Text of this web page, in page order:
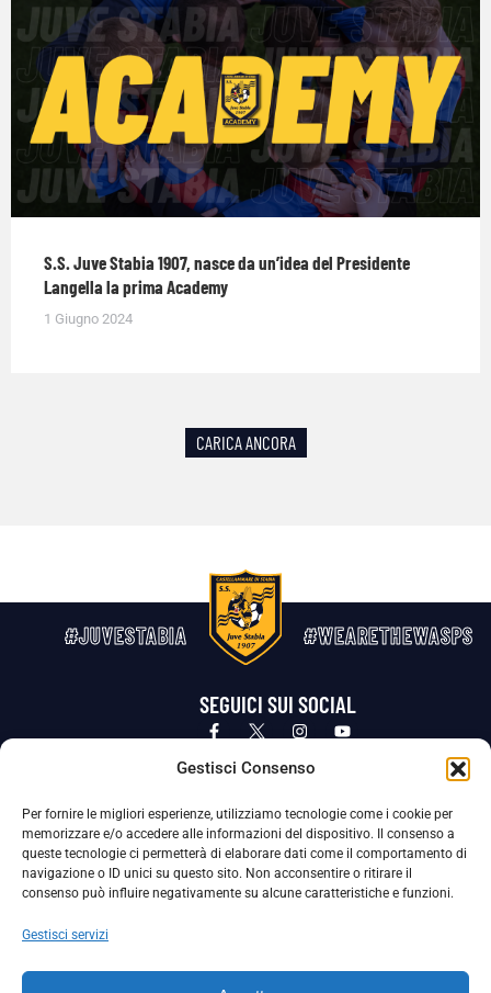
Gestisci Consenso
Per fornire le migliori esperienze, utilizziamo tecnologie come i cookie per
memorizzare e/o accedere alle informazioni del dispositivo. Il consenso a
queste tecnologie ci permetterà di elaborare dati come il comportamento di
navigazione o ID unici su questo sito. Non acconsentire o ritirare il
consenso può influire negativamente su alcune caratteristiche e funzioni.
Gestisci servizi
S.S. Juve Stabia 1907, nasce da un’idea del Presidente
Langella la prima Academy
1 Giugno 2024
CARICA ANCORA
#JUVESTABIA #WEARETHEWASPS
SEGUICI SUI SOCIAL
Privacy Policy Cookie Policy
La Società ha nominato il Responsabile della Protezione dei Dati Personali (DPO), figura specializzata che vigila sulle modalità
adottate dalla nostra Società per tutelare i Suoi dati personali.
Per contattare il DPO può scrivere a